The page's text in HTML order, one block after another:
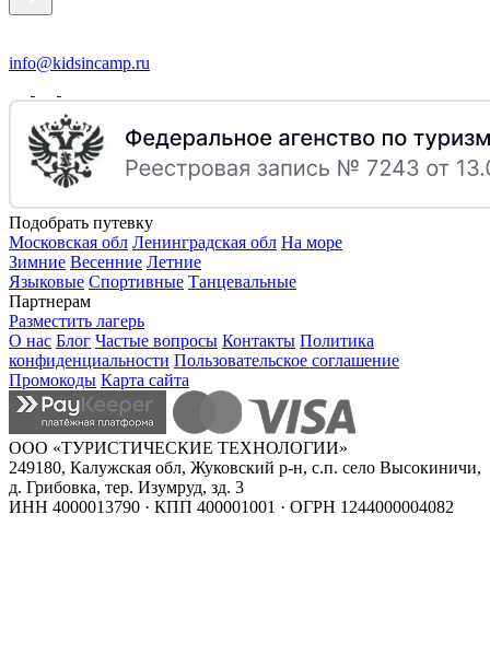
info@kidsincamp.ru
Подобрать путевку
Московская обл Ленинградская обл На море
Зимние Весенние Летние
Языковые Спортивные Танцевальные
Партнерам
Разместить лагерь
О нас Блог Частые вопросы Контакты Политика
конфиденциальности Пользовательское соглашение
Промокоды Карта сайта
ООО «ТУРИСТИЧЕСКИЕ ТЕХНОЛОГИИ»
249180, Калужская обл, Жуковский р-н, с.п. село Высокиничи,
д. Грибовка, тер. Изумруд, зд. 3
ИНН 4000013790 · КПП 400001001 · ОГРН 1244000004082